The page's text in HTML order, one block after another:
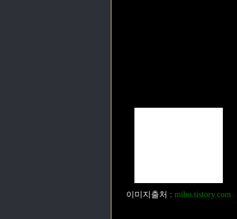
이미지출처 : mibo.tistory.com